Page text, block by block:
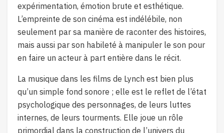
expérimentation, émotion brute et esthétique.
L’empreinte de son cinéma est indélébile, non
seulement par sa manière de raconter des histoires,
mais aussi par son habileté à manipuler le son pour
en faire un acteur à part entière dans le récit.
La musique dans les films de Lynch est bien plus
qu’un simple fond sonore ; elle est le reflet de l’état
psychologique des personnages, de leurs luttes
internes, de leurs tourments. Elle joue un rôle
primordial dans la construction de l’univers du